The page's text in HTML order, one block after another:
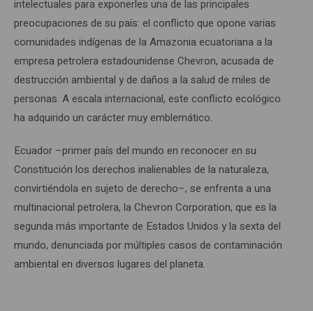
intelectuales para exponerles una de las principales
preocupaciones de su país: el conflicto que opone varias
comunidades indígenas de la Amazonia ecuatoriana a la
empresa petrolera estadounidense Chevron, acusada de
destrucción ambiental y de daños a la salud de miles de
personas. A escala internacional, este conflicto ecológico
ha adquirido un carácter muy emblemático.
Ecuador –primer país del mundo en reconocer en su
Constitución los derechos inalienables de la naturaleza,
convirtiéndola en sujeto de derecho–, se enfrenta a una
multinacional petrolera, la Chevron Corporation, que es la
segunda más importante de Estados Unidos y la sexta del
mundo, denunciada por múltiples casos de contaminación
ambiental en diversos lugares del planeta.